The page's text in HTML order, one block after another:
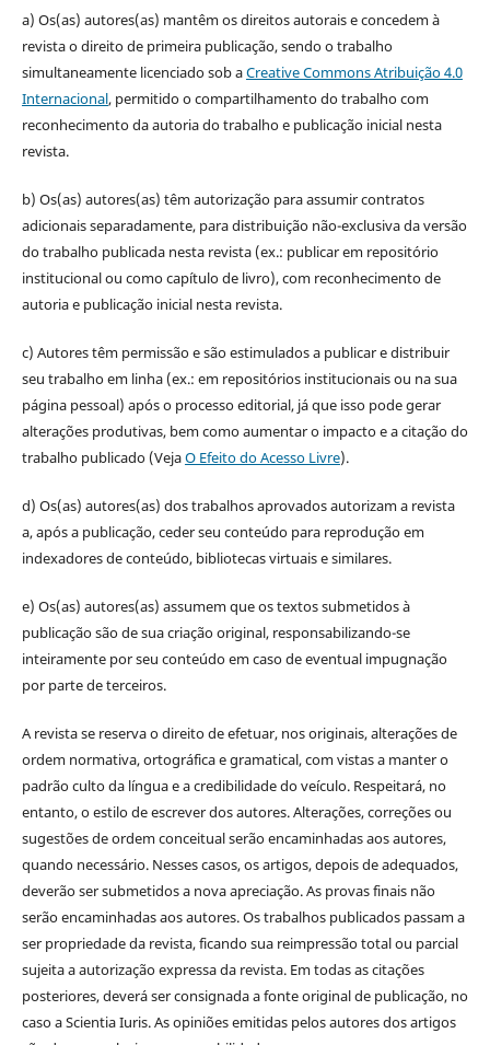
a) Os(as) autores(as) mantêm os direitos autorais e concedem à
revista o direito de primeira publicação, sendo o trabalho
simultaneamente licenciado sob aCreative Commons Atribuição 4.0
Internacional, permitido o compartilhamento do trabalho com
reconhecimento da autoria do trabalho e publicação inicial nesta
revista.
b) Os(as) autores(as) têm autorização para assumir contratos
adicionais separadamente, para distribuição não-exclusiva da versão
do trabalho publicada nesta revista (ex.: publicar em repositório
institucional ou como capítulo de livro), com reconhecimento de
autoria e publicação inicial nesta revista.
c) Autores têm permissão e são estimulados a publicar e distribuir
seu trabalho em linha (ex.: em repositórios institucionais ou na sua
página pessoal) após o processo editorial, já que isso pode gerar
alterações produtivas, bem como aumentar o impacto e a citação do
trabalho publicado (VejaO Efeito do Acesso Livre).
d) Os(as) autores(as) dos trabalhos aprovados autorizam a revista
a, após a publicação, ceder seu conteúdo para reprodução em
indexadores de conteúdo, bibliotecas virtuais e similares.
e) Os(as) autores(as) assumem que os textos submetidos à
publicação são de sua criação original, responsabilizando-se
inteiramente por seu conteúdo em caso de eventual impugnação
por parte de terceiros.
A revista se reserva o direito de efetuar, nos originais, alterações de
ordem normativa, ortográfica e gramatical, com vistas a manter o
padrão culto da língua e a credibilidade do veículo. Respeitará, no
entanto, o estilo de escrever dos autores. Alterações, correções ou
sugestões de ordem conceitual serão encaminhadas aos autores,
quando necessário. Nesses casos, os artigos, depois de adequados,
deverão ser submetidos a nova apreciação. As provas finais não
serão encaminhadas aos autores. Os trabalhos publicados passam a
ser propriedade da revista, ficando sua reimpressão total ou parcial
sujeita a autorização expressa da revista. Em todas as citações
posteriores, deverá ser consignada a fonte original de publicação, no
caso a Scientia Iuris. As opiniões emitidas pelos autores dos artigos